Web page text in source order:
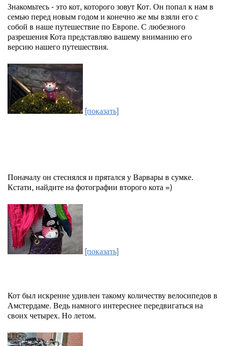
Знакомьтесь - это кот, которого зовут Кот. Он попал к нам в
семью перед новым годом и конечно же мы взяли его с
собой в наше путешествие по Европе. С любезного
разрешения Кота представляю вашему вниманию его
версию нашего путешествия.
[показать]
Поначалу он стеснялся и прятался у Варвары в сумке.
Кстати, найдите на фотографии второго кота =)
[показать]
Кот был искренне удивлен такому количеству велосипедов в
Амстердаме. Ведь намного интереснее передвигаться на
своих четырех. Но летом.